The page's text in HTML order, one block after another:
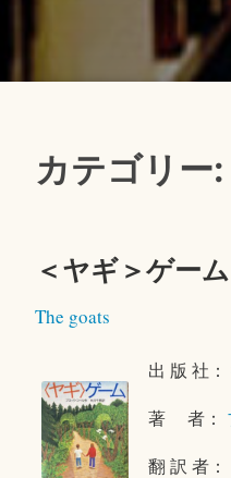
カテゴリー
＜ヤギ＞ゲーム
The goats
出 版 社：
著 者：
翻 訳 者：